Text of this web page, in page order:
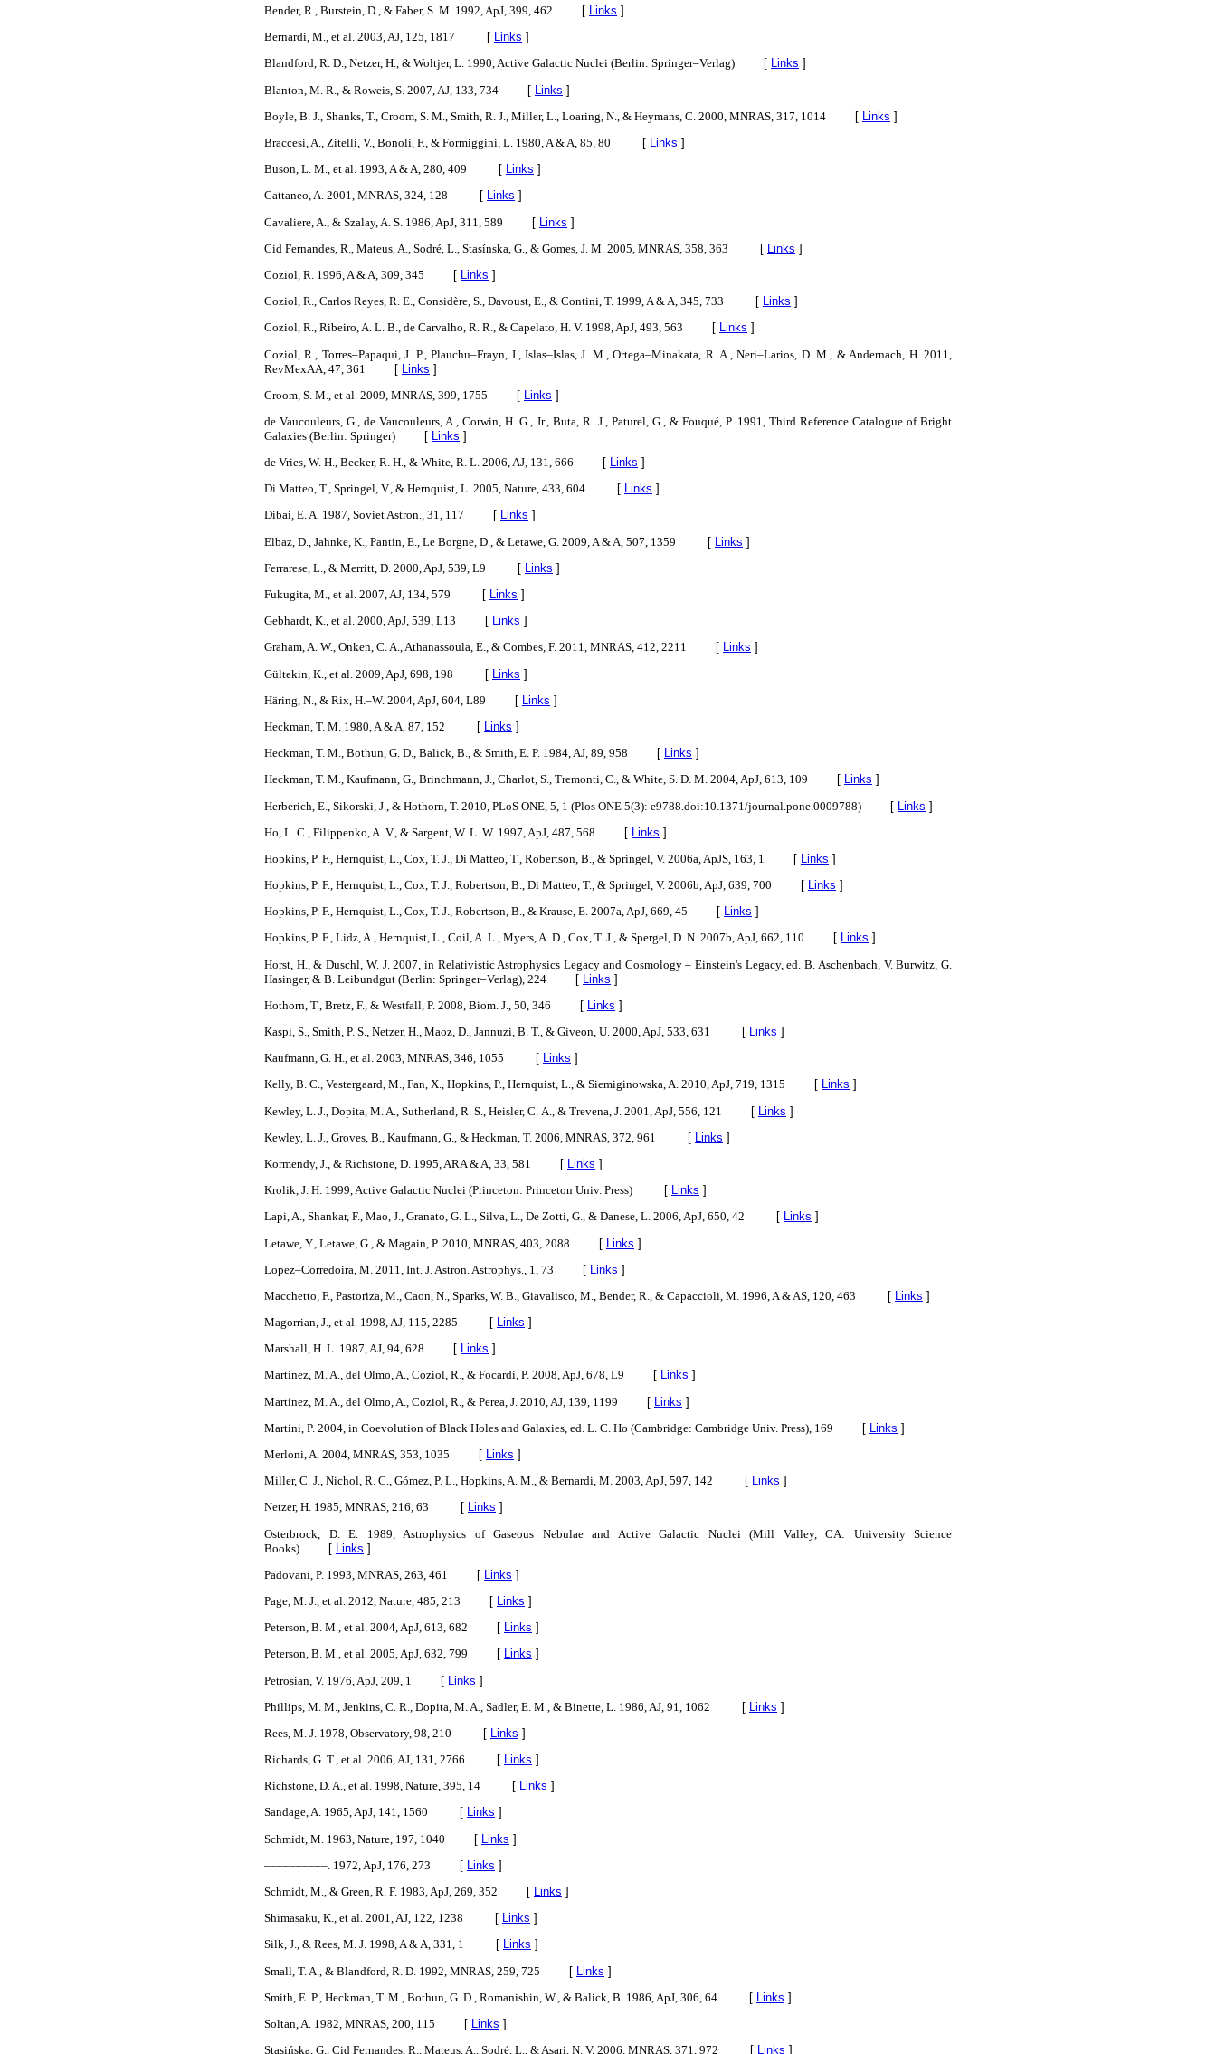
Bender, R., Burstein, D., & Faber, S. M. 1992, ApJ, 399, 462 [ Links ]
Bernardi, M., et al. 2003, AJ, 125, 1817
[ Links ]
Blandford, R. D., Netzer, H., & Woltjer, L. 1990, Active Galactic Nuclei (Berlin: Springer–Verlag) [ Links ]
Blanton, M. R., & Roweis, S. 2007, AJ, 133, 734 [ Links ]
Boyle, B. J., Shanks, T., Croom, S. M., Smith, R. J., Miller, L., Loaring, N., & Heymans, C. 2000, MNRAS, 317, 1014 [ Links ]
Braccesi, A., Zitelli, V., Bonoli, F., & Formiggini, L. 1980, A & A, 85, 80
[ Links ]
Buson, L. M., et al. 1993, A & A, 280, 409
[ Links ]
Cattaneo, A. 2001, MNRAS, 324, 128
[ Links ]
Cavaliere, A., & Szalay, A. S. 1986, ApJ, 311, 589 [ Links ]
Cid Fernandes, R., Mateus, A., Sodré, L., Stasínska, G., & Gomes, J. M. 2005, MNRAS, 358, 363
[ Links ]
Coziol, R. 1996, A & A, 309, 345 [ Links ]
Coziol, R., Carlos Reyes, R. E., Considère, S., Davoust, E., & Contini, T. 1999, A & A, 345, 733
[ Links ]
Coziol, R., Ribeiro, A. L. B., de Carvalho, R. R., & Capelato, H. V. 1998, ApJ, 493, 563 [ Links ]
Coziol, R., Torres–Papaqui, J. P., Plauchu–Frayn, I., Islas–Islas, J. M., Ortega–Minakata, R. A., Neri–Larios, D. M., & Andernach, H. 2011,
RevMexAA, 47, 361
[ Links ]
Croom, S. M., et al. 2009, MNRAS, 399, 1755 [ Links ]
de Vaucouleurs, G., de Vaucouleurs, A., Corwin, H. G., Jr., Buta, R. J., Paturel, G., & Fouqué, P. 1991, Third Reference Catalogue of Bright
Galaxies (Berlin: Springer) [ Links ]
de Vries, W. H., Becker, R. H., & White, R. L. 2006, AJ, 131, 666 [ Links ]
Di Matteo, T., Springel, V., & Hernquist, L. 2005, Nature, 433, 604
[ Links ]
Dibai, E. A. 1987, Soviet Astron., 31, 117 [ Links ]
Elbaz, D., Jahnke, K., Pantin, E., Le Borgne, D., & Letawe, G. 2009, A & A, 507, 1359
[ Links ]
Ferrarese, L., & Merritt, D. 2000, ApJ, 539, L9
[ Links ]
Fukugita, M., et al. 2007, AJ, 134, 579
[ Links ]
Gebhardt, K., et al. 2000, ApJ, 539, L13 [ Links ]
Graham, A. W., Onken, C. A., Athanassoula, E., & Combes, F. 2011, MNRAS, 412, 2211 [ Links ]
Gültekin, K., et al. 2009, ApJ, 698, 198
[ Links ]
Häring, N., & Rix, H.–W. 2004, ApJ, 604, L89 [ Links ]
Heckman, T. M. 1980, A & A, 87, 152
[ Links ]
Heckman, T. M., Bothun, G. D., Balick, B., & Smith, E. P. 1984, AJ, 89, 958 [ Links ]
Heckman, T. M., Kaufmann, G., Brinchmann, J., Charlot, S., Tremonti, C., & White, S. D. M. 2004, ApJ, 613, 109 [ Links ]
Herberich, E., Sikorski, J., & Hothorn, T. 2010, PLoS ONE, 5, 1 (Plos ONE 5(3): e9788.doi:10.1371/journal.pone.0009788) [ Links ]
Ho, L. C., Filippenko, A. V., & Sargent, W. L. W. 1997, ApJ, 487, 568 [ Links ]
Hopkins, P. F., Hernquist, L., Cox, T. J., Di Matteo, T., Robertson, B., & Springel, V. 2006a, ApJS, 163, 1
[ Links ]
Hopkins, P. F., Hernquist, L., Cox, T. J., Robertson, B., Di Matteo, T., & Springel, V. 2006b, ApJ, 639, 700 [ Links ]
Hopkins, P. F., Hernquist, L., Cox, T. J., Robertson, B., & Krause, E. 2007a, ApJ, 669, 45 [ Links ]
Hopkins, P. F., Lidz, A., Hernquist, L., Coil, A. L., Myers, A. D., Cox, T. J., & Spergel, D. N. 2007b, ApJ, 662, 110 [ Links ]
Horst, H., & Duschl, W. J. 2007, in Relativistic Astrophysics Legacy and Cosmology – Einstein's Legacy, ed. B. Aschenbach, V. Burwitz, G.
Hasinger, & B. Leibundgut (Berlin: Springer–Verlag), 224 [ Links ]
Hothorn, T., Bretz, F., & Westfall, P. 2008, Biom. J., 50, 346 [ Links ]
Kaspi, S., Smith, P. S., Netzer, H., Maoz, D., Jannuzi, B. T., & Giveon, U. 2000, ApJ, 533, 631
[ Links ]
Kaufmann, G. H., et al. 2003, MNRAS, 346, 1055
[ Links ]
Kelly, B. C., Vestergaard, M., Fan, X., Hopkins, P., Hernquist, L., & Siemiginowska, A. 2010, ApJ, 719, 1315 [ Links ]
Kewley, L. J., Dopita, M. A., Sutherland, R. S., Heisler, C. A., & Trevena, J. 2001, ApJ, 556, 121
[ Links ]
Kewley, L. J., Groves, B., Kaufmann, G., & Heckman, T. 2006, MNRAS, 372, 961
[ Links ]
Kormendy, J., & Richstone, D. 1995, ARA & A, 33, 581
[ Links ]
Krolik, J. H. 1999, Active Galactic Nuclei (Princeton: Princeton Univ. Press)
[ Links ]
Lapi, A., Shankar, F., Mao, J., Granato, G. L., Silva, L., De Zotti, G., & Danese, L. 2006, ApJ, 650, 42
[ Links ]
Letawe, Y., Letawe, G., & Magain, P. 2010, MNRAS, 403, 2088 [ Links ]
Lopez–Corredoira, M. 2011, Int. J. Astron. Astrophys., 1, 73 [ Links ]
Macchetto, F., Pastoriza, M., Caon, N., Sparks, W. B., Giavalisco, M., Bender, R., & Capaccioli, M. 1996, A & AS, 120, 463
[ Links ]
Magorrian, J., et al. 1998, AJ, 115, 2285
[ Links ]
Marshall, H. L. 1987, AJ, 94, 628 [ Links ]
Martínez, M. A., del Olmo, A., Coziol, R., & Focardi, P. 2008, ApJ, 678, L9 [ Links ]
Martínez, M. A., del Olmo, A., Coziol, R., & Perea, J. 2010, AJ, 139, 1199 [ Links ]
Martini, P. 2004, in Coevolution of Black Holes and Galaxies, ed. L. C. Ho (Cambridge: Cambridge Univ. Press), 169 [ Links ]
Merloni, A. 2004, MNRAS, 353, 1035 [ Links ]
Miller, C. J., Nichol, R. C., Gómez, P. L., Hopkins, A. M., & Bernardi, M. 2003, ApJ, 597, 142
[ Links ]
Netzer, H. 1985, MNRAS, 216, 63
[ Links ]
Osterbrock, D. E. 1989, Astrophysics of Gaseous Nebulae and Active Galactic Nuclei (Mill Valley, CA: University Science
Books) [ Links ]
Padovani, P. 1993, MNRAS, 263, 461
[ Links ]
Page, M. J., et al. 2012, Nature, 485, 213 [ Links ]
Peterson, B. M., et al. 2004, ApJ, 613, 682 [ Links ]
Peterson, B. M., et al. 2005, ApJ, 632, 799 [ Links ]
Petrosian, V. 1976, ApJ, 209, 1
[ Links ]
Phillips, M. M., Jenkins, C. R., Dopita, M. A., Sadler, E. M., & Binette, L. 1986, AJ, 91, 1062
[ Links ]
Rees, M. J. 1978, Observatory, 98, 210
[ Links ]
Richards, G. T., et al. 2006, AJ, 131, 2766
[ Links ]
Richstone, D. A., et al. 1998, Nature, 395, 14
[ Links ]
Sandage, A. 1965, ApJ, 141, 1560
[ Links ]
Schmidt, M. 1963, Nature, 197, 1040 [ Links ]
––––––––––. 1972, ApJ, 176, 273 [ Links ]
Schmidt, M., & Green, R. F. 1983, ApJ, 269, 352 [ Links ]
Shimasaku, K., et al. 2001, AJ, 122, 1238
[ Links ]
Silk, J., & Rees, M. J. 1998, A & A, 331, 1
[ Links ]
Small, T. A., & Blandford, R. D. 1992, MNRAS, 259, 725 [ Links ]
Smith, E. P., Heckman, T. M., Bothun, G. D., Romanishin, W., & Balick, B. 1986, ApJ, 306, 64
[ Links ]
Soltan, A. 1982, MNRAS, 200, 115 [ Links ]
Stasińska, G., Cid Fernandes, R., Mateus, A., Sodré, L., & Asari, N. V. 2006, MNRAS, 371, 972
[ Links ]